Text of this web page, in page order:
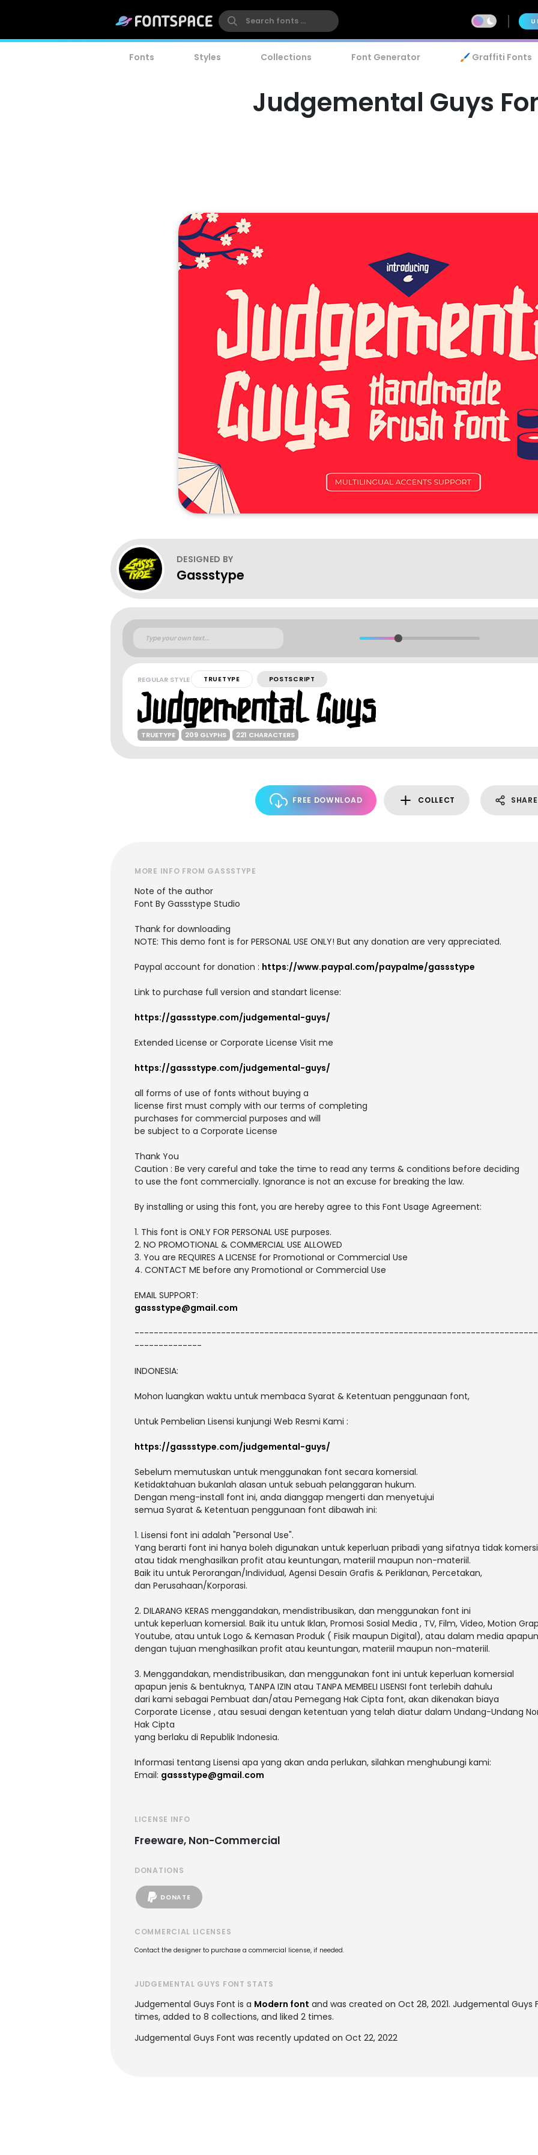
Fonts Styles Collections Font Generator 🖌️ Graffiti Fonts
Judgemental Guys
DESIGNED BY
Gassstype
REGULAR STYLE TRUETYPE POSTSCRIPT
TRUETYPE 209 GLYPHS 221 CHARACTERS
FREE DOWNLOAD COLLECT SHARE
MORE INFO FROM GASSSTYPE
Note of the author
Font By Gassstype Studio
Thank for downloading
NOTE: This demo font is for PERSONAL USE ONLY! But any donation are very appreciated.
Paypal account for donation : https://www.paypal.com/paypalme/gassstype
Link to purchase full version and standart license:
https://gassstype.com/judgemental-guys/
Extended License or Corporate License Visit me
https://gassstype.com/judgemental-guys/
all forms of use of fonts without buying a
license first must comply with our terms of completing
purchases for commercial purposes and will
be subject to a Corporate License
Thank You
Caution : Be very careful and take the time to read any terms & conditions before deciding
to use the font commercially. Ignorance is not an excuse for breaking the law.
By installing or using this font, you are hereby agree to this Font Usage Agreement:
1. This font is ONLY FOR PERSONAL USE purposes.
2. NO PROMOTIONAL & COMMERCIAL USE ALLOWED
3. You are REQUIRES A LICENSE for Promotional or Commercial Use
4. CONTACT ME before any Promotional or Commercial Use
EMAIL SUPPORT:
gassstype@gmail.com
--------------
INDONESIA:
Mohon luangkan waktu untuk membaca Syarat & Ketentuan penggunaan font,
Untuk Pembelian Lisensi kunjungi Web Resmi Kami :
https://gassstype.com/judgemental-guys/
Sebelum memutuskan untuk menggunakan font secara komersial.
Ketidaktahuan bukanlah alasan untuk sebuah pelanggaran hukum.
Dengan meng-install font ini, anda dianggap mengerti dan menyetujui
semua Syarat & Ketentuan penggunaan font dibawah ini:
1. Lisensi font ini adalah "Personal Use".
Yang berarti font ini hanya boleh digunakan untuk keperluan pribadi yang sifatnya tidak
atau tidak menghasilkan profit atau keuntungan, materiil maupun non-materiil.
Baik itu untuk Perorangan/Individual, Agensi Desain Grafis & Periklanan, Percetakan,
dan Perusahaan/Korporasi.
2. DILARANG KERAS menggandakan, mendistribusikan, dan menggunakan font ini
untuk keperluan komersial. Baik itu untuk Iklan, Promosi Sosial Media , TV, Film, Video, Motion
Youtube, atau untuk Logo & Kemasan Produk ( Fisik maupun Digital), atau dalam media apapun
dengan tujuan menghasilkan profit atau keuntungan, materiil maupun non-materiil.
3. Menggandakan, mendistribusikan, dan menggunakan font ini untuk keperluan komersial
apapun jenis & bentuknya, TANPA IZIN atau TANPA MEMBELI LISENSI font terlebih dahulu
dari kami sebagai Pembuat dan/atau Pemegang Hak Cipta font, akan dikenakan biaya
Corporate License , atau sesuai dengan ketentuan yang telah diatur dalam Undang-Undang
Hak Cipta
yang berlaku di Republik Indonesia.
Informasi tentang Lisensi apa yang akan anda perlukan, silahkan menghubungi kami:
Email: gassstype@gmail.com
LICENSE INFO
Freeware, Non-Commercial
DONATIONS
DONATE
COMMERCIAL LICENSES
Contact the designer to purchase a commercial license, if needed.
JUDGEMENTAL GUYS FONT STATS
Judgemental Guys Font is a Modern font and was created on Oct 28, 2021. Judgemental Guys
times, added to 8 collections, and liked 2 times.
Judgemental Guys Font was recently updated on Oct 22, 2022